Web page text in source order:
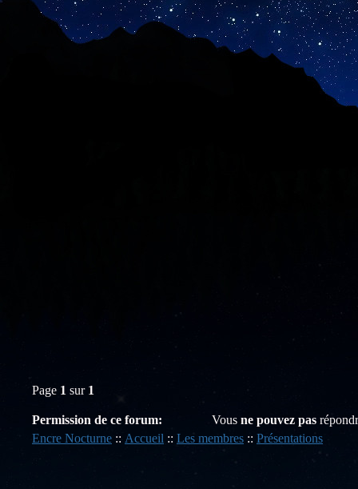
Page 1 sur 1
Permission de ce forum: Vous ne pouvez pas
Encre Nocturne :: Accueil :: Les membres :: Présentations